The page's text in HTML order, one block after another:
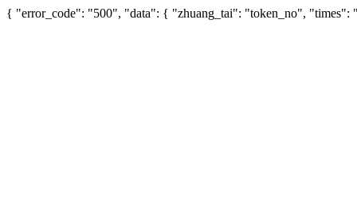
{ "error_code": "500", "data": { "zhuang_tai": "token_no", "times":